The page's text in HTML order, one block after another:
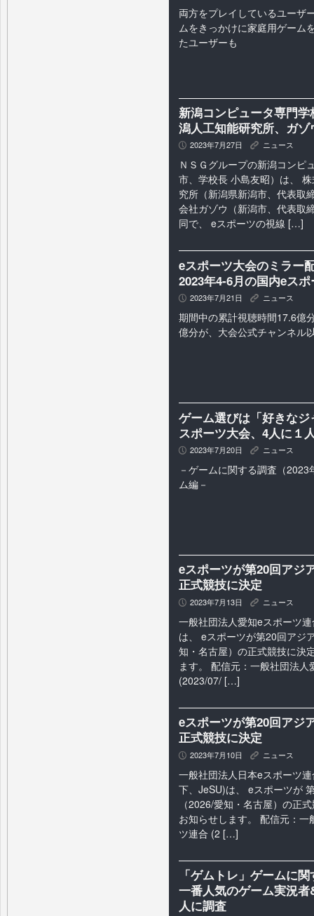
両方をプレイしているユーザ
ムをきっかけに家庭用ゲーム
たユーザーも
新潟コンピュータ専門
潟人工知能研究所、ガ
P 2023年7月27日 K ニュース
ＮＳＧグループの新潟コンピ
市、学校長 小島友昭）は、
究所（新潟県新潟市、代表取
会社ガゾウ（新潟市、代表取
同で、 eスポーツの視線 […]
eスポーツ大会のミラー
2023年4-6月の国内eス
P 2023年7月21日 K ニュース
期間中の累計視聴時間17.6億
億分が、大会公式チャンネル
ゲーム選びは「好きな
スポーツ大会、4人に１
P 2023年7月20日 K ニュース
－ゲームに関する調査（
ム編－
eスポーツが第20回アジ
正式競技に決定
P 2023年7月13日 K ニュース
一般社団法人愛知eスポーツ
は、 eスポーツが第20回アジ
知・名古屋）の正式競技に決
ます。 配信元：一般社団法
(2023/07/ […]
eスポーツが第20回アジ
正式競技に決定
P 2023年7月10日 K ニュース
一般社団法人日本eスポーツ
下、JeSU)は、 eスポーツが
（2026/愛知・名古屋）の正
お知らせします。 配信元：
ツ連合 (2 […]
「ゲムトレ」ゲームに
一番人気のゲーム実況
人に調査